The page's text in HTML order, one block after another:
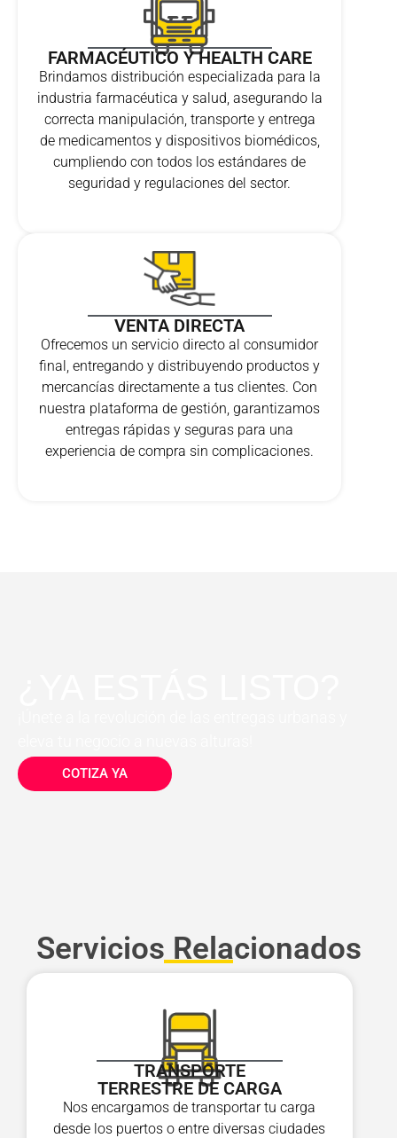
FARMACÉUTICO Y HEALTH CARE
Brindamos distribución especializada para la
industria farmacéutica y salud, asegurando la
correcta manipulación, transporte y entrega
de medicamentos y dispositivos biomédicos,
cumpliendo con todos los estándares de
seguridad y regulaciones del sector.
VENTA DIRECTA
Ofrecemos un servicio directo al consumidor
final, entregando y distribuyendo productos y
mercancías directamente a tus clientes. Con
nuestra plataforma de gestión, garantizamos
entregas rápidas y seguras para una
experiencia de compra sin complicaciones.
COTIZA YA
Servicios Relacionados
TRANSPORTE
TERRESTRE DE CARGA
Nos encargamos de transportar tu carga
desde los puertos o entre diversas ciudades